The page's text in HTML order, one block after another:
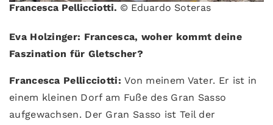
Francesca Pellicciotti. © Eduardo Soteras
Eva Holzinger: Francesca, woher kommt deine
Faszination für Gletscher?
Francesca Pellicciotti:Von meinem Vater. Er ist in
einem kleinen Dorf am Fuße des Gran Sasso
aufgewachsen. Der Gran Sasso ist Teil der